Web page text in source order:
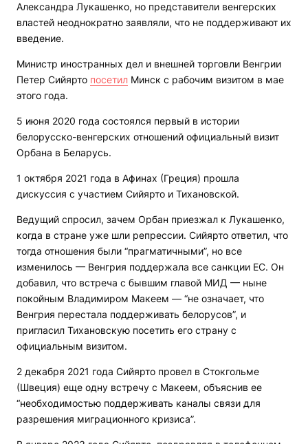
Александра Лукашенко, но представители венгерских
властей неоднократно заявляли, что не поддерживают их
введение.
Министр иностранных дел и внешней торговли Венгрии
Петер Сийярто посетил Минск с рабочим визитом в мае
этого года.
5 июня 2020 года состоялся первый в истории
белорусско-венгерских отношений официальный визит
Орбана в Беларусь.
1 октября 2021 года в Афинах (Греция) прошла
дискуссия с участием Сийярто и Тихановской.
Ведущий спросил, зачем Орбан приезжал к Лукашенко,
когда в стране уже шли репрессии. Сийярто ответил, что
тогда отношения были “прагматичными”, но все
изменилось — Венгрия поддержала все санкции ЕС. Он
добавил, что встреча с бывшим главой МИД — ныне
покойным Владимиром Макеем — “не означает, что
Венгрия перестала поддерживать белорусов”, и
пригласил Тихановскую посетить его страну с
официальным визитом.
2 декабря 2021 года Сийярто провел в Стокгольме
(Швеция) еще одну встречу с Макеем, объяснив ее
“необходимостью поддерживать каналы связи для
разрешения миграционного кризиса”.